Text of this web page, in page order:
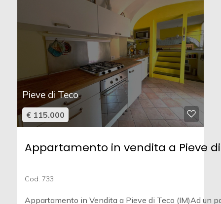
Pieve di Teco
€ 115.000
Appartamento in vendita a Pieve
Cod. 733
Appartamento in Vendita a Pieve di Teco (IM)Ad un